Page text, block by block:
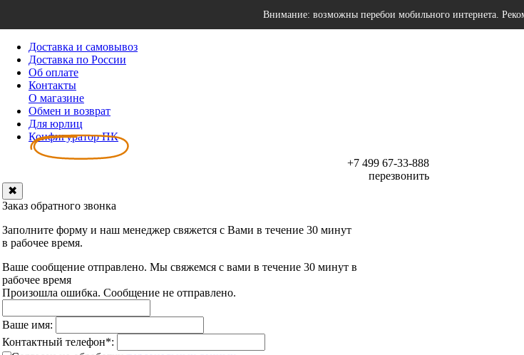
Внимание: возможны перебои мобильного интернета.
Доставка и самовывоз
Доставка по России
Об оплате
Контакты
О магазине
Обмен и возврат
Для юрлиц
Конфигуратор ПК
+7 499 67-33-888
перезвонить
✖
Заказ обратного звонка
Заполните форму и наш менеджер свяжется с Вами в течение 30 минут
в рабочее время.
Ваше сообщение отправлено. Мы свяжемся с вами в течение 30 минут в
рабочее время
Произошла ошибка. Сообщение не отправлено.
Ваше имя:
Контактный телефон*: